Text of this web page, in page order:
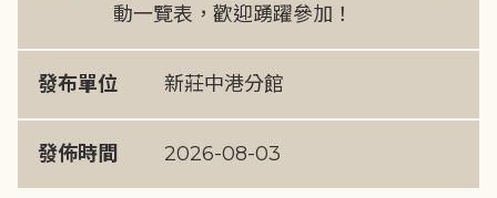
動一覽表，歡迎踴躍參加！
發布單位 新莊中港分館
發佈時間 2026-08-03